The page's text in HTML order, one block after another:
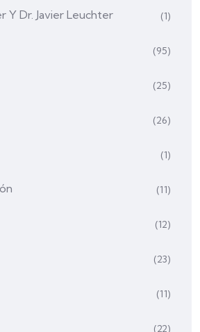
Y Dr. Javier Leuchter (1)
(95)
(25)
(26)
(1)
(11)
(12)
(23)
(11)
(22)